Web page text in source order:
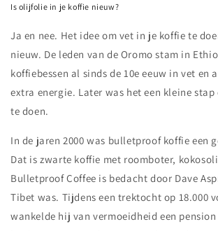
Is olijfolie in je koffie nieuw?
Ja en nee. Het idee om vet in je koffie te
nieuw. De leden van de Oromo stam in
koffiebessen al sinds de 10e eeuw in vet en
extra energie. Later was het een kleine
te doen.
In de jaren 2000 was bulletproof koffie een
Dat is zwarte koffie met roomboter,
Bulletproof Coffee is bedacht door Dave
Tibet was. Tijdens een trektocht op 18.000
wankelde hij van vermoeidheid een